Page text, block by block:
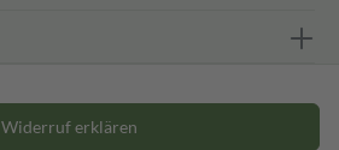
Widerruf erklären